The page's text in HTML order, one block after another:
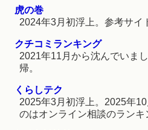
虎の巻
2024年3月初浮上。参考サイ
クチコミランキング
2021年11月から沈んでいま
帰。
くらしテク
2025年3月初浮上。2025年
のはオンライン相談のランキ